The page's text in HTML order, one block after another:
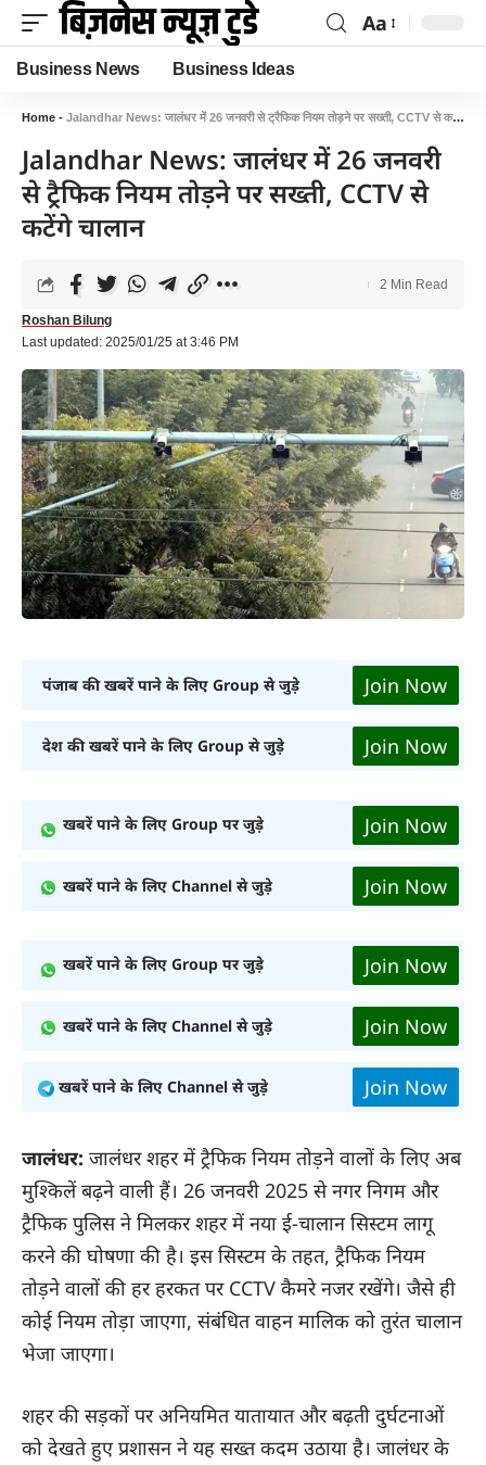
Aa
Business News Business Ideas
Home - Jalandhar News: जालंधर में 26 जनवरी से ट्रैफिक नियम तोड़ने पर सख्ती, CCTV से कटेंगे चालान
Jalandhar News: जालंधर में 26 जनवरी
से ट्रैफिक नियम तोड़ने पर सख्ती, CCTV से
कटेंगे चालान
Last updated: 2025/01/25 at 3:46 PM
Roshan Bilung
2 Min Read
पंजाब की खबरें पाने के लिए Group से जुड़े Join Now
देश की खबरें पाने के लिए Group से जुड़े Join Now
खबरें पाने के लिए Group पर जुड़े Join Now
खबरें पाने के लिए Channel से जुड़े Join Now
खबरें पाने के लिए Group पर जुड़े Join Now
खबरें पाने के लिए Channel से जुड़े Join Now
खबरें पाने के लिए Channel से जुड़े Join Now
जालंधर: जालंधर शहर में ट्रैफिक नियम तोड़ने वालों के लिए अब
मुश्किलें बढ़ने वाली हैं। 26 जनवरी 2025 से नगर निगम और
ट्रैफिक पुलिस ने मिलकर शहर में नया ई-चालान सिस्टम लागू
करने की घोषणा की है। इस सिस्टम के तहत, ट्रैफिक नियम
तोड़ने वालों की हर हरकत पर CCTV कैमरे नजर रखेंगे। जैसे ही
कोई नियम तोड़ा जाएगा, संबंधित वाहन मालिक को तुरंत चालान
भेजा जाएगा।
शहर की सड़कों पर अनियमित यातायात और बढ़ती दुर्घटनाओं
को देखते हुए प्रशासन ने यह सख्त कदम उठाया है। जालंधर के